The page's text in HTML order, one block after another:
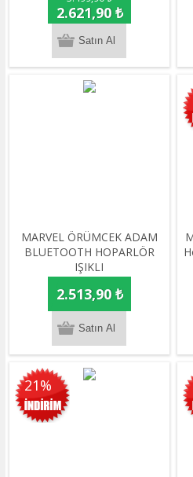
2.621,90 ₺
MARVEL ÖRÜMCEK ADAM
BLUETOOTH HOPARLÖR
IŞIKLI
2.513,90 ₺
21%